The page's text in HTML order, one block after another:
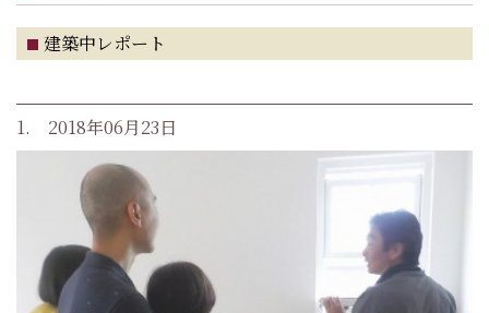
建築中レポート
1. 2018年06月23日